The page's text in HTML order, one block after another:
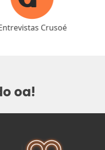
Sala Antagonista
oa!